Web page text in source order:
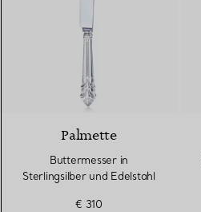
Palmette
Buttermesser in
Sterlingsilber und Edelstahl
€ 310